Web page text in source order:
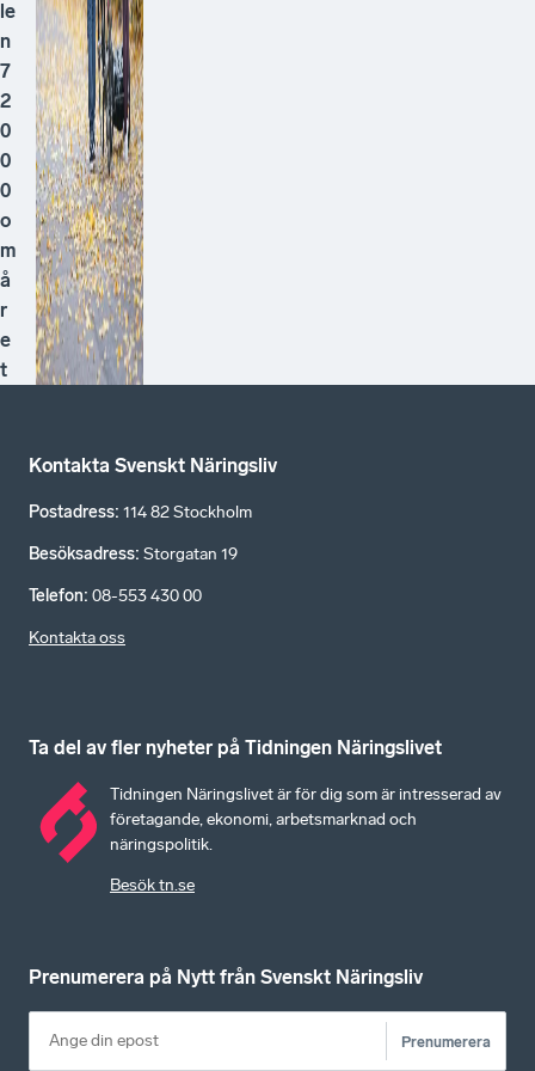
le
n
7
2
0
0
0
o
m
å
r
e
t
Kontakta Svenskt Näringsliv
Postadress: 114 82 Stockholm
Besöksadress: Storgatan 19
Telefon: 08-553 430 00
Kontakta oss
Ta del av fler nyheter på Tidningen Näringslivet
Tidningen Näringslivet är för dig som är intresserad av
företagande, ekonomi, arbetsmarknad och
näringspolitik.
Besök tn.se
Prenumerera på Nytt från Svenskt Näringsliv
Prenumerera